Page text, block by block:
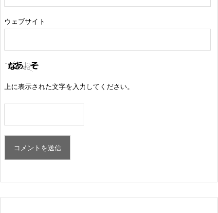
ウェブサイト
上に表示された文字を入力してください。